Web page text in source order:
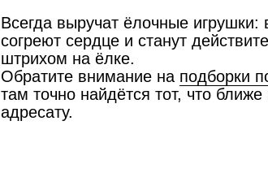
Всегда выручат ёлочные
согреют сердце и станут
штрихом на ёлке.
Обратите внимание на подборки
там точно найдётся тот, что
адресату.